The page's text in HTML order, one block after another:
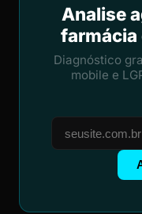
Analise
farmácia
Diagnóstico
mobile e